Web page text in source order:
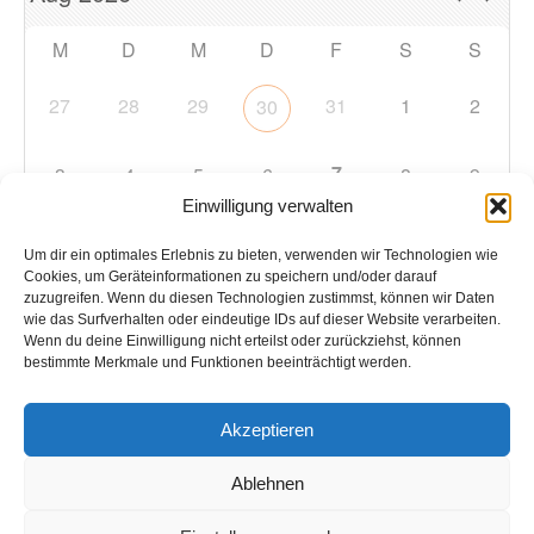
Einwilligung verwalten
Um dir ein optimales Erlebnis zu bieten, verwenden wir Technologien wie
Cookies, um Geräteinformationen zu speichern und/oder darauf
zuzugreifen. Wenn du diesen Technologien zustimmst, können wir Daten
wie das Surfverhalten oder eindeutige IDs auf dieser Website verarbeiten.
Wenn du deine Einwilligung nicht erteilst oder zurückziehst, können
bestimmte Merkmale und Funktionen beeinträchtigt werden.
Akzeptieren
Ablehnen
M D M D F S S
27 28 29 30 31 1 2
3 4 5 6 7 8 9
10 11 12 13 14 15
17 18 19 20 21 22 23
31 1 2 3 4 5 6